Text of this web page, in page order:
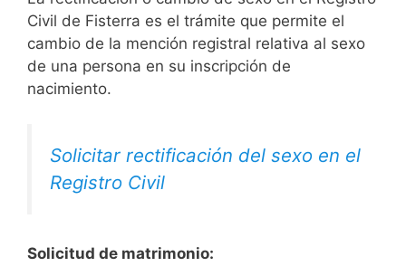
Civil de Fisterra es el trámite que permite el
cambio de la mención registral relativa al sexo
de una persona en su inscripción de
nacimiento.
Solicitar rectificación del sexo en el
Registro Civil
Solicitud de matrimonio: